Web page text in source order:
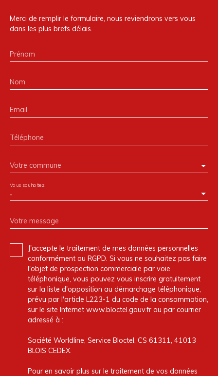
Merci de remplir le formulaire, nous reviendrons vers vous
dans les plus brefs délais.
Prénom
Nom
Email
Téléphone
Votre commune
-
Vous souhaitez
Votre message
J'accepte le traitement de mes données personnelles
conformément au RGPD. Si vous ne souhaitez pas faire
l'objet de prospection commerciale par voie
téléphonique, vous pouvez vous inscrire gratuitement
sur la liste d'opposition au démarchage téléphonique,
prévu par l'article L223-1 du code de la consommation,
sur le site Internet www.bloctel.gouv.fr ou par courrier
adressé à :
Société Worldline, Service Bloctel, CS 61311, 41013
BLOIS CEDEX.
Pour en savoir plus sur le traitement de vos données